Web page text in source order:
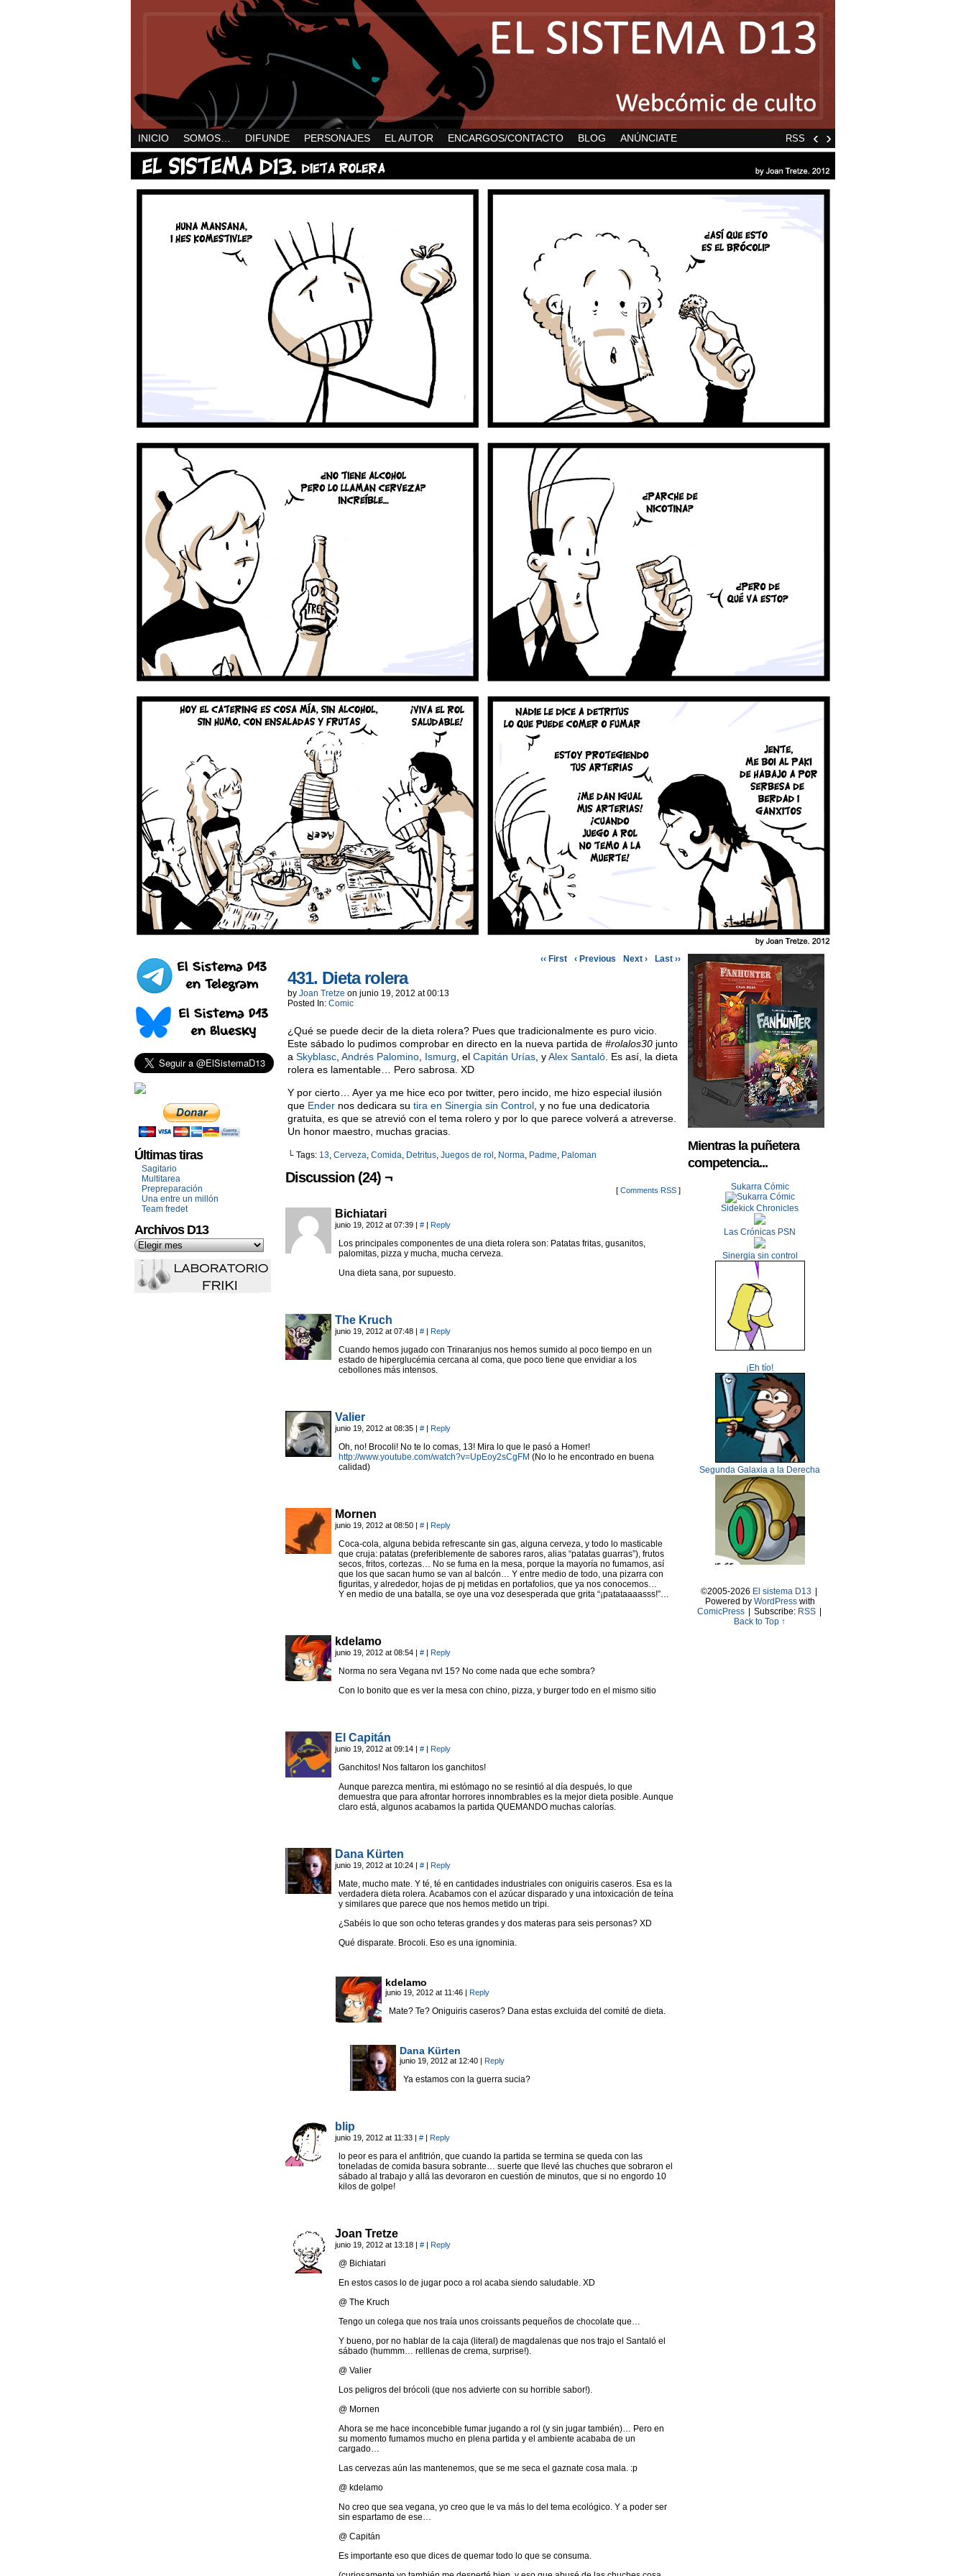
RSS ‹ ›
INICIO SOMOS… DIFUNDE PERSONAJES EL AUTOR ENCARGOS/CONTACTO BLOG ANÚNCIATE
Últimas tiras
Sagitario
Multitarea
Prepreparación
Una entre un millón
Team fredet
Archivos D13
‹‹ First ‹ Previous Next › Last ››
431. Dieta rolera
by Joan Tretze on junio 19, 2012 at00:13
Posted In: Comic
¿Qué se puede decir de la dieta rolera? Pues que tradicionalmente es puro vicio.
Este sábado lo pudimos comprobar en directo en la nueva partida de #rolalos30 junto
a Skyblasc Andrés Palomino Ismurg , el Capitán Urías , yAlex Santaló . Es así, la dieta
rolera es lamentable… Pero sabrosa. XD
Y por cierto… Ayer ya me hice eco por twitter, pero incido, me hizo especial ilusión
que Ender nos dedicara su tira en Sinergia sin Control , y no fue una dedicatoria
gratuita, es que se atrevió con el tema rolero y por lo que parece volverá a atreverse.
Un honor maestro, muchas gracias.
└ Tags: 13, Cerveza, Comida, Detritus, Juegos de rol , Norma, Padme, Paloman
Discussion (24) ¬
[ Comments RSS ]
Bichiatari
junio 19, 2012 at 07:39 | # | Reply
Los principales componentes de una dieta rolera son: Patatas fritas, gusanitos,
palomitas, pizza y mucha, mucha cerveza.
Una dieta sana, por supuesto.
The Kruch
junio 19, 2012 at 07:48 | # | Reply
Cuando hemos jugado con Trinaranjus nos hemos sumido al poco tiempo en un
estado de hiperglucémia cercana al coma, que poco tiene que envidiar a los
cebollones más intensos.
Valier
junio 19, 2012 at 08:35 | # | Reply
Oh, no! Brocoli! No te lo comas, 13! Mira lo que le pasó a Homer!
http://www.youtube.com/watch?v=UpEoy2sCgFM (No lo he encontrado en buena
calidad)
Mornen
junio 19, 2012 at 08:50 | # | Reply
Coca-cola, alguna bebida refrescante sin gas, alguna cerveza, y todo lo masticable
que cruja: patatas (preferiblemente de sabores raros, alias “patatas guarras”), frutos
secos, fritos, cortezas… No se fuma en la mesa, porque la mayoría no fumamos, así
que los que sacan humo se van al balcón… Y entre medio de todo, una pizarra con
figuritas, y alrededor, hojas de pj metidas en portafolios, que ya nos conocemos…
Y en medio de una batalla, se oye una voz desesperada que grita “¡patataaaasss!”…
kdelamo
junio 19, 2012 at 08:54 | # | Reply
Norma no sera Vegana nvl 15? No come nada que eche sombra?
Con lo bonito que es ver la mesa con chino, pizza, y burger todo en el mismo sitio
El Capitán
junio 19, 2012 at 09:14 | # | Reply
Ganchitos! Nos faltaron los ganchitos!
Aunque parezca mentira, mi estómago no se resintió al día después, lo que
demuestra que para afrontar horrores innombrables es la mejor dieta posible. Aunque
claro está, algunos acabamos la partida QUEMANDO muchas calorías.
Dana Kürten
junio 19, 2012 at 10:24 | # | Reply
Mate, mucho mate. Y té, té en cantidades industriales con oniguiris caseros. Esa es la
verdadera dieta rolera. Acabamos con el azúcar disparado y una intoxicación de teína
y similares que parece que nos hemos metido un tripi.
¿Sabéis lo que son ocho teteras grandes y dos materas para seis personas? XD
Qué disparate. Brocoli. Eso es una ignominia.
kdelamo
junio 19, 2012 at 11:46 | Reply
Mate? Te? Oniguiris caseros? Dana estas excluida del comité de dieta.
Dana Kürten
junio 19, 2012 at 12:40 | Reply
Ya estamos con la guerra sucia?
blip
junio 19, 2012 at 11:33 | # | Reply
lo peor es para el anfitrión, que cuando la partida se termina se queda con las
toneladas de comida basura sobrante… suerte que llevé las chuches que sobraron el
sábado al trabajo y allá las devoraron en cuestión de minutos, que si no engordo 10
kilos de golpe!
Joan Tretze
junio 19, 2012 at 13:18 | # | Reply
@ Bichiatari
En estos casos lo de jugar poco a rol acaba siendo saludable. XD
@ The Kruch
Tengo un colega que nos traía unos croissants pequeños de chocolate que…
Y bueno, por no hablar de la caja (literal) de magdalenas que nos trajo el Santaló el
sábado (hummm… relllenas de crema, surprise!).
@ Valier
Los peligros del brócoli (que nos advierte con su horrible sabor!).
@ Mornen
Ahora se me hace inconcebible fumar jugando a rol (y sin jugar también)… Pero en
su momento fumamos mucho en plena partida y el ambiente acababa de un
cargado…
Las cervezas aún las mantenemos, que se me seca el gaznate cosa mala. :p
@ kdelamo
No creo que sea vegana, yo creo que le va más lo del tema ecológico. Y a poder ser
sin espartamo de ese…
@ Capitán
Es importante eso que dices de quemar todo lo que se consuma.
Mientras la puñetera
competencia...
Sukarra Cómic
Sidekick Chronicles
Las Crónicas PSN
Sinergia sin control
¡Eh tío!
Segunda Galaxia a la Derecha
©2005-2026 El sistema D13
Powered by WordPresswith
ComicPress
Subscribe: RSS
Back to Top ↑